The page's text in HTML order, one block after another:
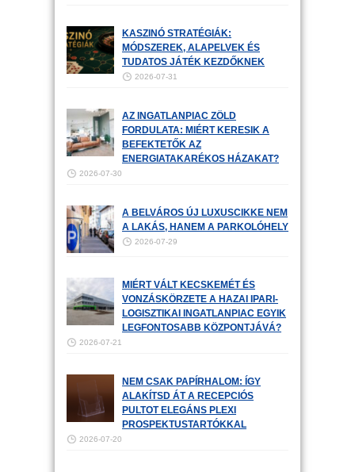
KASZINÓ STRATÉGIÁK:
MÓDSZEREK, ALAPELVEK ÉS
TUDATOS JÁTÉK KEZDŐKNEK
2026-07-31
AZ INGATLANPIAC ZÖLD
FORDULATA: MIÉRT KERESIK A
BEFEKTETŐK AZ
ENERGIATAKARÉKOS HÁZAKAT?
2026-07-30
A BELVÁROS ÚJ LUXUSCIKKE NEM
A LAKÁS, HANEM A PARKOLÓHELY
2026-07-29
MIÉRT VÁLT KECSKEMÉT ÉS
VONZÁSKÖRZETE A HAZAI IPARI-
LOGISZTIKAI INGATLANPIAC EGYIK
LEGFONTOSABB KÖZPONTJÁVÁ?
2026-07-21
NEM CSAK PAPÍRHALOM: ÍGY
ALAKÍTSD ÁT A RECEPCIÓS
PULTOT ELEGÁNS PLEXI
PROSPEKTUSTARTÓKKAL
2026-07-20